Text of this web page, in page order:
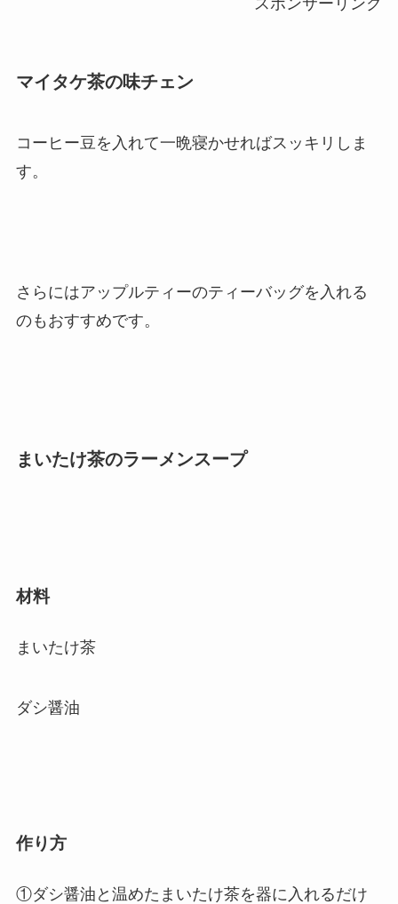
マイタケ茶の味チェン
コーヒー豆を入れて一晩寝かせればスッキリしま
す。
さらにはアップルティーのティーバッグを入れる
のもおすすめです。
まいたけ茶のラーメンスープ
材料
まいたけ茶
ダシ醤油
作り方
①ダシ醤油と温めたまいたけ茶を器に入れるだけ